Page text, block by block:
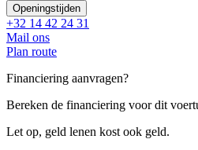
Openingstijden
+32 14 42 24 31
Mail ons
Plan route
Financiering aanvragen?
Bereken de financiering voor dit
Let op, geld lenen kost ook geld.